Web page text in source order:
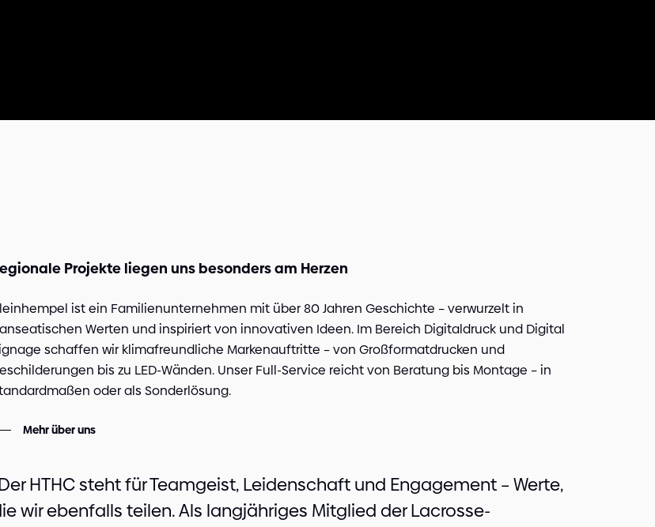
Projekte liegen uns besonders am Herzen
ist ein Familienunternehmen mit über 80 Jahren Geschichte – verwurzelt in
Werten und inspiriert von innovativen Ideen. Im Bereich Digitaldruck und Digital
schaffen wir klimafreundliche Markenauftritte – von Großformatdrucken und
bis zu LED-Wänden. Unser Full-Service reicht von Beratung bis Montage – in
oder als Sonderlösung.
Mehr über uns
HTHC steht für Teamgeist, Leidenschaft und Engagement – Werte,
wir ebenfalls teilen. Als langjähriges Mitglied der Lacrosse-